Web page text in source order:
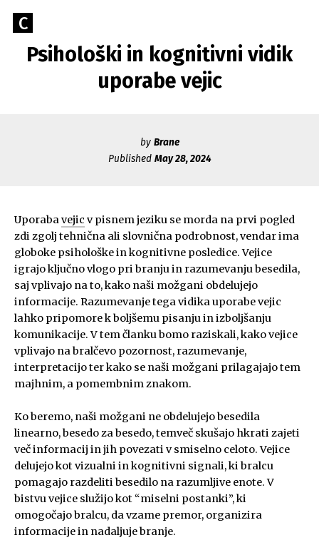
Go
C
CAERUS
Caerus
Blog
Psihološki in kognitivni vidik
uporabe vejic
by Brane
Published May 28, 2024
Uporabavejic v pisnem jeziku se morda na prvi pogled
zdi zgolj tehnična ali slovnična podrobnost, vendar ima
globoke psihološke in kognitivne posledice. Vejice
igrajo ključno vlogo pri branju in razumevanju besedila,
saj vplivajo na to, kako naši možgani obdelujejo
informacije. Razumevanje tega vidika uporabe vejic
lahko pripomore k boljšemu pisanju in izboljšanju
komunikacije. V tem članku bomo raziskali, kako vejice
vplivajo na bralčevo pozornost, razumevanje,
interpretacijo ter kako se naši možgani prilagajajo tem
majhnim, a pomembnim znakom.
Ko beremo, naši možgani ne obdelujejo besedila
linearno, besedo za besedo, temveč skušajo hkrati zajeti
več informacij in jih povezati v smiselno celoto. Vejice
delujejo kot vizualni in kognitivni signali, ki bralcu
pomagajo razdeliti besedilo na razumljive enote. V
bistvu vejice služijo kot “miselni postanki”, ki
omogočajo bralcu, da vzame premor, organizira
informacije in nadaljuje branje.